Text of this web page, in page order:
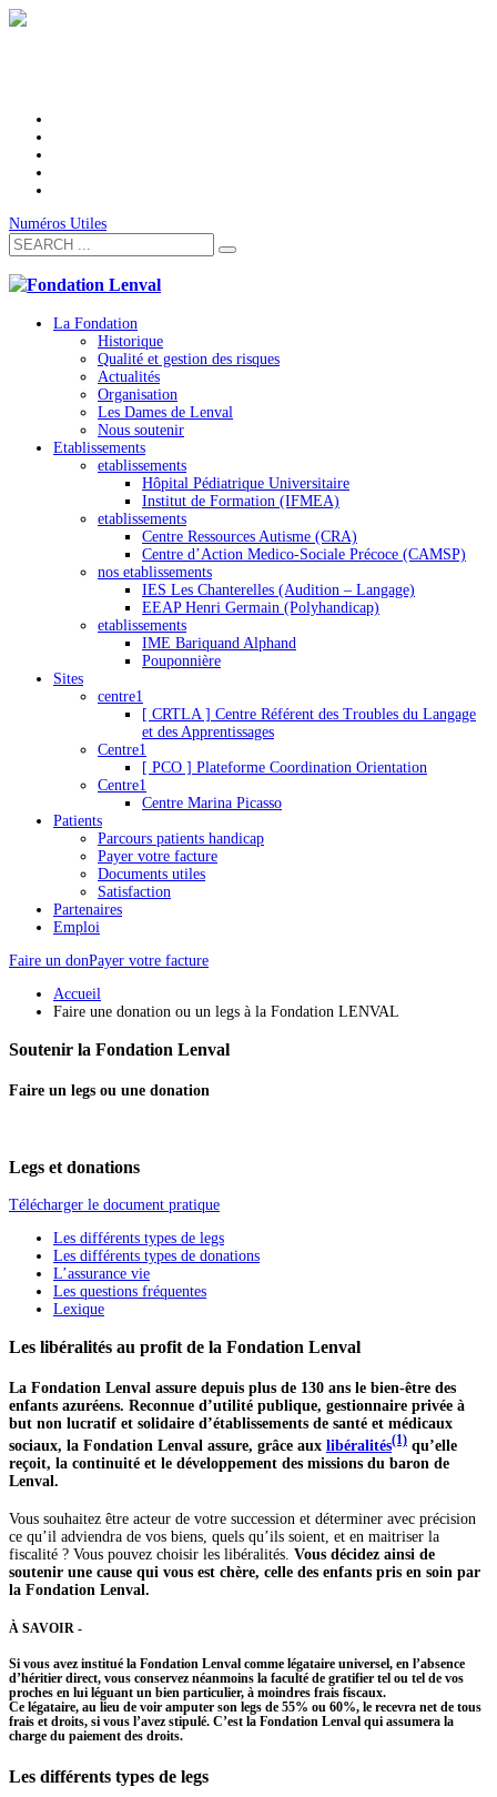
Numéros Utiles
La Fondation
Historique
Qualité et gestion des risques
Actualités
Organisation
Les Dames de Lenval
Nous soutenir
Etablissements
etablissements
Hôpital Pédiatrique Universitaire
Institut de Formation (IFMEA)
etablissements
Centre Ressources Autisme (CRA)
Centre d’Action Medico-Sociale Précoce (CAMSP)
nos etablissements
IES Les Chanterelles (Audition – Langage)
EEAP Henri Germain (Polyhandicap)
etablissements
IME Bariquand Alphand
Pouponnière
Sites
centre1
[ CRTLA ] Centre Référent des Troubles du Langage
et des Apprentissages
Centre1
[ PCO ] Plateforme Coordination Orientation
Centre1
Centre Marina Picasso
Patients
Parcours patients handicap
Payer votre facture
Documents utiles
Satisfaction
Partenaires
Emploi
Faire un donPayer votre facture
Accueil
Faire une donation ou un legs à la Fondation LENVAL
Soutenir la Fondation Lenval
Faire un legs ou une donation
Legs et donations
Télécharger le document pratique
Les différents types de legs
Les différents types de donations
L’assurance vie
Les questions fréquentes
Lexique
Les libéralités au profit de la Fondation Lenval
La Fondation Lenval assure depuis plus de 130 ans le bien-être des
enfants azuréens. Reconnue d’utilité publique, gestionnaire privée à
but non lucratif et solidaire d’établissements de santé et médicaux
sociaux, la Fondation Lenval assure, grâce aux libéralités(1) qu’elle
reçoit, la continuité et le développement des missions du baron de
Lenval.
Vous souhaitez être acteur de votre succession et déterminer avec précision
ce qu’il adviendra de vos biens, quels qu’ils soient, et en maitriser la
fiscalité ? Vous pouvez choisir les libéralités. Vous décidez ainsi de
soutenir une cause qui vous est chère, celle des enfants pris en soin par
la Fondation Lenval.
À SAVOIR -
Si vous avez institué la Fondation Lenval comme légataire universel, en l’absence
d’héritier direct, vous conservez néanmoins la faculté de gratifier tel ou tel de vos
proches en lui léguant un bien particulier, à moindres frais fiscaux.
Ce légataire, au lieu de voir amputer son legs de 55% ou 60%, le recevra net de tous
frais et droits, si vous l’avez stipulé. C’est la Fondation Lenval qui assumera la
charge du paiement des droits.
Les différents types de legs